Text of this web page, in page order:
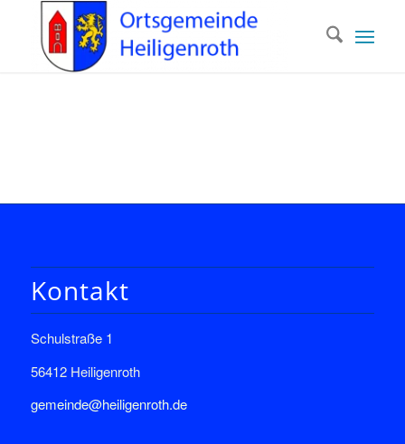
Kontakt
Schulstraße 1
56412 Heiligenroth
gemeinde@heiligenroth.de